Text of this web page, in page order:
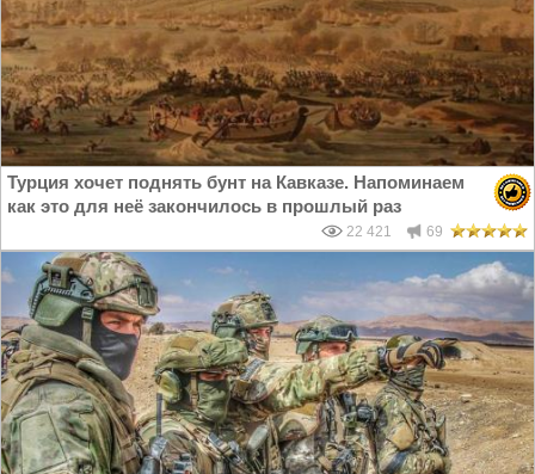
Турция хочет поднять бунт на Кавказе. Напоминаем
как это для неё закончилось в прошлый раз
22 421 69